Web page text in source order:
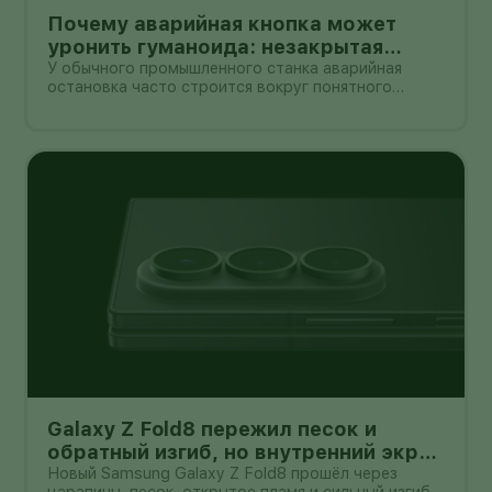
Почему аварийная кнопка может
уронить гуманоида: незакрытая
проблема безопасности Unitree G1
У обычного промышленного станка аварийная
остановка часто строится вокруг понятного
Galaxy Z Fold8 пережил песок и
обратный изгиб, но внутренний экран
всё ещё легко поцарапать
Новый Samsung Galaxy Z Fold8 прошёл через